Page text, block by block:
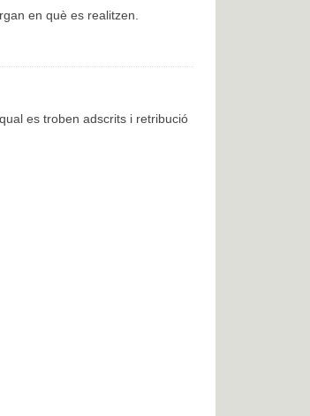
en què es realitzen.
es troben adscrits i retribució